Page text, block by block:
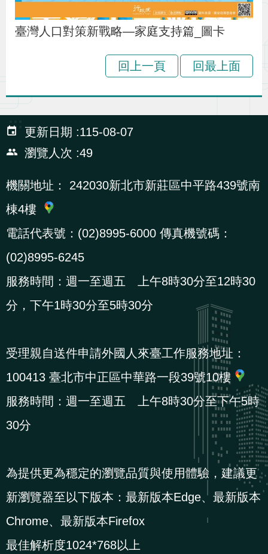
辦
相
連
結
網
站
覽
民
意
箱
文
字
服
統
計
訊
E
n
l
s
回
首
R
S
隱
私
資
訊
安
臺灣人口對策新戰略—家庭支持篇_圖卡
回上一頁 回最上面
:::
更新日期
115-08-07
瀏覽人次
49
機關地址：
242030新北市新莊區中平路439號南
棟4樓
電話代表號：(02)8995-6000 傳真機號碼：
(02)8995-6245
服務時間：週一至週五 上午8時30分至12時30
分，下午1時30分至5時30分
受理親自送件申請外國人來臺工作服務地址：
100413 臺北市中正區中華路一段39號10樓
服務時間：週一至週五 上午8時30分至下午5時
30分
為提供更為穩定的瀏覽品質與使用體驗，建議更
新瀏覽器至以下版本：最新版本Edge、最新版本
Chrome、最新版本Firefox
最佳解析度1024*768以上